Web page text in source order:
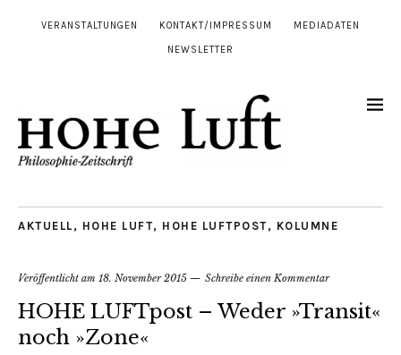
VERANSTALTUNGEN KONTAKT/IMPRESSUM MEDIADATEN
NEWSLETTER
AKTUELL , HOHE LUFT, HOHE LUFTPOST, KOLUMNE
Veröffentlicht am 18. November 2015 Schreibe einen Kommentar
HOHE LUFTpost – Weder »Transit«
noch »Zone«